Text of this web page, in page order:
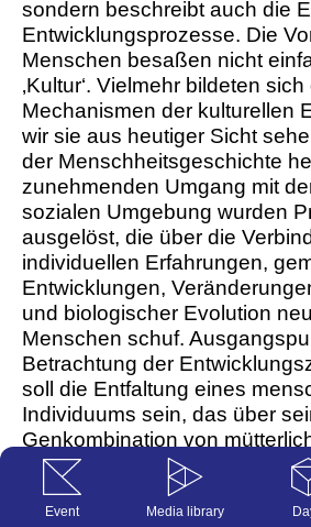
sondern beschreibt auch die
Entwicklungsprozesse. Die
Menschen besaßen nicht
‚Kultur‘. Vielmehr bildeten
Mechanismen der kulturellen
wir sie aus heutiger Sicht
der Menschheitsgeschichte
zunehmenden Umgang mit
sozialen Umgebung wurden
ausgelöst, die über die
individuellen Erfahrungen,
Entwicklungen,
und biologischer Evolution
Menschen schuf.
Betrachtung der
soll die Entfaltung eines
Individuums sein, das über
Genkombination von
väterlicher Seite evolutionär
Zusammenspiel mit
und Funktionen ausbildet –
Event Media library